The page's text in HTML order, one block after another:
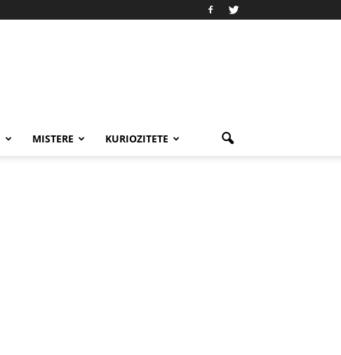
MISTERE KURIOZITETE